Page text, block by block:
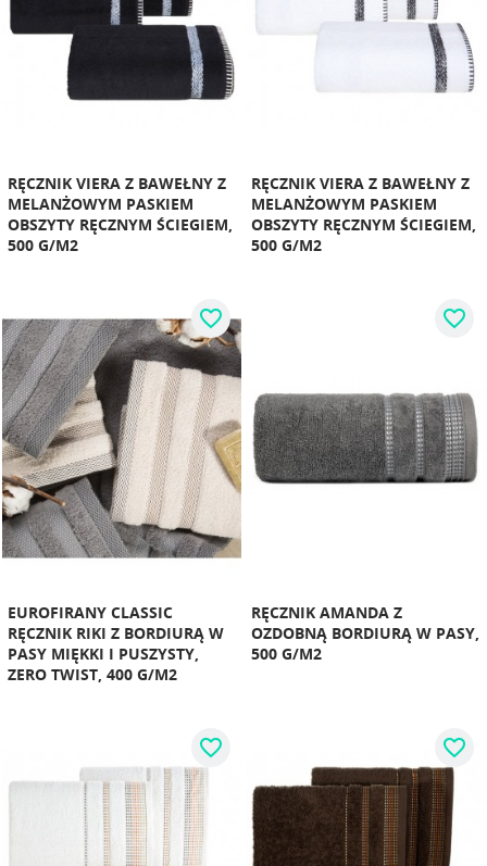
RĘCZNIK VIERA Z BAWEŁNY Z
MELANŻOWYM PASKIEM
OBSZYTY RĘCZNYM ŚCIEGIEM,
500 G/M2
RĘCZNIK VIERA Z BAWEŁNY Z
MELANŻOWYM PASKIEM
OBSZYTY RĘCZNYM ŚCIEGIEM,
500 G/M2
EUROFIRANY CLASSIC
RĘCZNIK RIKI Z BORDIURĄ W
PASY MIĘKKI I PUSZYSTY,
ZERO TWIST, 400 G/M2
favorite_border
RĘCZNIK AMANDA Z
OZDOBNĄ BORDIURĄ W PASY,
500 G/M2
favorite_border
favorite_border favorite_border